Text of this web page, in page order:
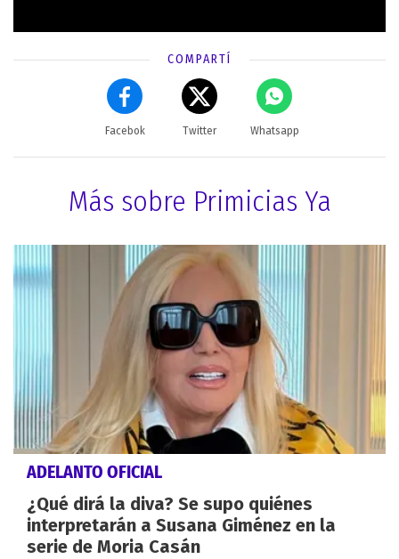
COMPARTÍ
Facebok Twitter Whatsapp
Más sobre Primicias Ya
ADELANTO OFICIAL
¿Qué dirá la diva? Se supo quiénes
interpretarán a Susana Giménez en la
serie de Moria Casán